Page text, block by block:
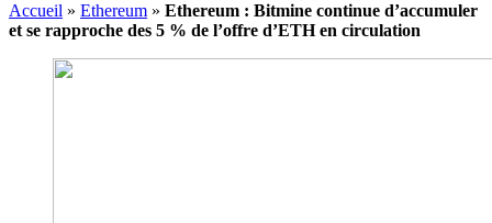
Accueil » Ethereum » Ethereum : Bitmine continue d’accumuler
et se rapproche des 5 % de l’offre d’ETH en circulation